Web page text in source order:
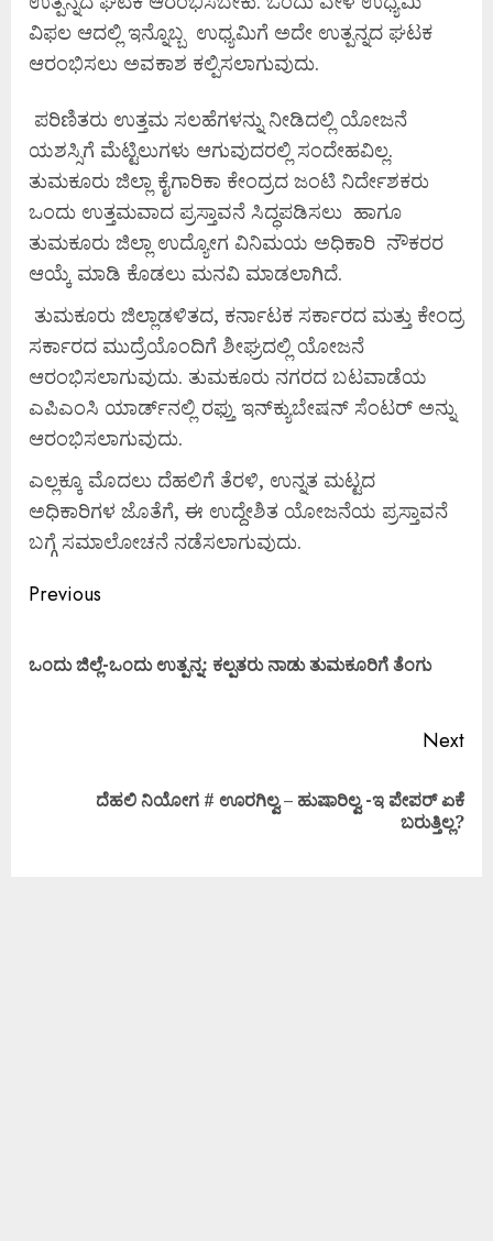
ವಿಫಲ ಆದಲ್ಲಿ ಇನ್ನೊಬ್ಬ ಉಧ್ಯಮಿಗೆ ಅದೇ ಉತ್ಪನ್ನದ ಘಟಕ
ಆರಂಭಿಸಲು ಅವಕಾಶ ಕಲ್ಪಿಸಲಾಗುವುದು.
ಪರಿಣಿತರು ಉತ್ತಮ ಸಲಹೆಗಳನ್ನು ನೀಡಿದಲ್ಲಿ ಯೋಜನೆ
ಯಶಸ್ಸಿಗೆ ಮೆಟ್ಟಿಲುಗಳು ಆಗುವುದರಲ್ಲಿ ಸಂದೇಹವಿಲ್ಲ.
ತುಮಕೂರು ಜಿಲ್ಲಾ ಕೈಗಾರಿಕಾ ಕೇಂದ್ರದ ಜಂಟಿ ನಿರ್ದೇಶಕರು
ಒಂದು ಉತ್ತಮವಾದ ಪ್ರಸ್ತಾವನೆ ಸಿದ್ಧಪಡಿಸಲು ಹಾಗೂ
ತುಮಕೂರು ಜಿಲ್ಲಾ ಉದ್ಯೋಗ ವಿನಿಮಯ ಅಧಿಕಾರಿ ನೌಕರರ
ಆಯ್ಕೆ ಮಾಡಿ ಕೊಡಲು ಮನವಿ ಮಾಡಲಾಗಿದೆ.
ತುಮಕೂರು ಜಿಲ್ಲಾಡಳಿತದ, ಕರ್ನಾಟಕ ಸರ್ಕಾರದ ಮತ್ತು ಕೇಂದ್ರ
ಸರ್ಕಾರದ ಮುದ್ರೆಯೊಂದಿಗೆ ಶೀಘ್ರದಲ್ಲಿ ಯೋಜನೆ
ಆರಂಭಿಸಲಾಗುವುದು. ತುಮಕೂರು ನಗರದ ಬಟವಾಡೆಯ
ಎಪಿಎಂಸಿ ಯಾರ್ಡ್‌ನಲ್ಲಿ ರಫ್ತು ಇನ್‌ಕ್ಯುಬೇಷನ್ ಸೆಂಟರ್ ಅನ್ನು
ಆರಂಭಿಸಲಾಗುವುದು.
ಎಲ್ಲಕ್ಕೂ ಮೊದಲು ದೆಹಲಿಗೆ ತೆರಳಿ, ಉನ್ನತ ಮಟ್ಟದ
ಅಧಿಕಾರಿಗಳ ಜೊತೆಗೆ, ಈ ಉದ್ದೇಶಿತ ಯೋಜನೆಯ ಪ್ರಸ್ತಾವನೆ
ಬಗ್ಗೆ ಸಮಾಲೋಚನೆ ನಡೆಸಲಾಗುವುದು.
Previous
ಒಂದು ಜಿಲ್ಲೆ-ಒಂದು ಉತ್ಪನ್ನ: ಕಲ್ಪತರು ನಾಡು ತುಮಕೂರಿಗೆ ತೆಂಗು
Next
ದೆಹಲಿ ನಿಯೋಗ # ಊರಗಿಲ್ವ – ಹುಷಾರಿಲ್ವ -ಇ ಪೇಪರ್ ಏಕೆ
ಬರುತ್ತಿಲ್ಲ?